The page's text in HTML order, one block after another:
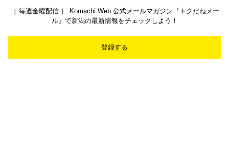
［ 毎週金曜配信 ］ Komachi Web 公式メールマガジン『トクだねメー
ル』で新潟の最新情報をチェックしよう！
登録する